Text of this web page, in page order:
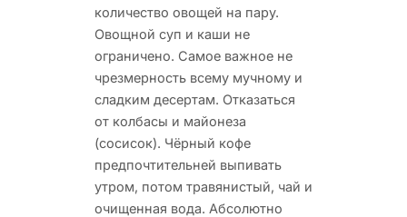
количество овощей на пару.
Овощной суп и каши не
ограничено. Самое важное не
чрезмерность всему мучному и
сладким десертам. Отказаться
от колбасы и майонеза
(сосисок). Чёрный кофе
предпочтительней выпивать
утром, потом травянистый, чай и
очищенная вода. Абсолютно